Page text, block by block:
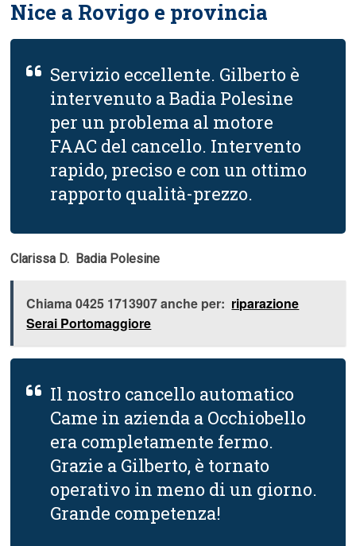
Nice a Rovigo e provincia
Servizio eccellente. Gilberto è
intervenuto a Badia Polesine
per un problema al motore
FAAC del cancello. Intervento
rapido, preciso e con un ottimo
rapporto qualità-prezzo.
Clarissa D.  Badia Polesine
Chiama 0425 1713907 anche per: riparazione
Serai Portomaggiore
Il nostro cancello automatico
Came in azienda a Occhiobello
era completamente fermo.
Grazie a Gilberto, è tornato
operativo in meno di un giorno.
Grande competenza!